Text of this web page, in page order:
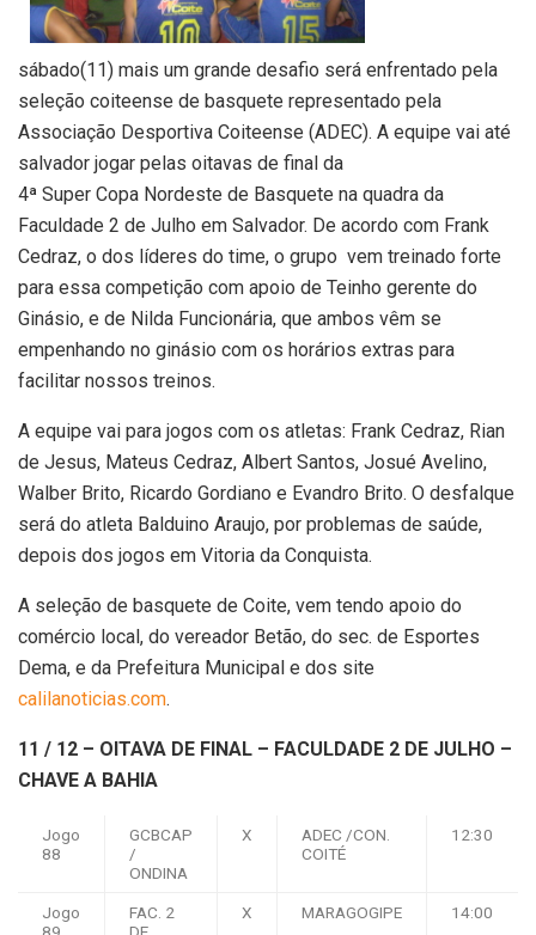
sábado(11) mais um grande desafio será enfrentado pela
seleção coiteense de basquete representado pela
Associação Desportiva Coiteense (ADEC). A equipe vai até
salvador jogar pelas oitavas de final da
4ª Super Copa Nordeste de Basquete na quadra da
Faculdade 2 de Julho em Salvador. De acordo com Frank
Cedraz, o dos líderes do time, o grupo vem treinado forte
para essa competição com apoio de Teinho gerente do
Ginásio, e de Nilda Funcionária, que ambos vêm se
empenhando no ginásio com os horários extras para
facilitar nossos treinos.
A equipe vai para jogos com os atletas: Frank Cedraz, Rian
de Jesus, Mateus Cedraz, Albert Santos, Josué Avelino,
Walber Brito, Ricardo Gordiano e Evandro Brito. O desfalque
será do atleta Balduino Araujo, por problemas de saúde,
depois dos jogos em Vitoria da Conquista.
A seleção de basquete de Coite, vem tendo apoio do
comércio local, do vereador Betão, do sec. de Esportes
Dema, e da Prefeitura Municipal e dos site
calilanoticias.com.
11 / 12 – OITAVA DE FINAL – FACULDADE 2 DE JULHO –
CHAVE A BAHIA
Jogo
88
GCBCAP
/
ONDINA
X
ADEC /CON.
COITÉ
12:30
Jogo
FAC. 2
X MARAGOGIPE 14:00